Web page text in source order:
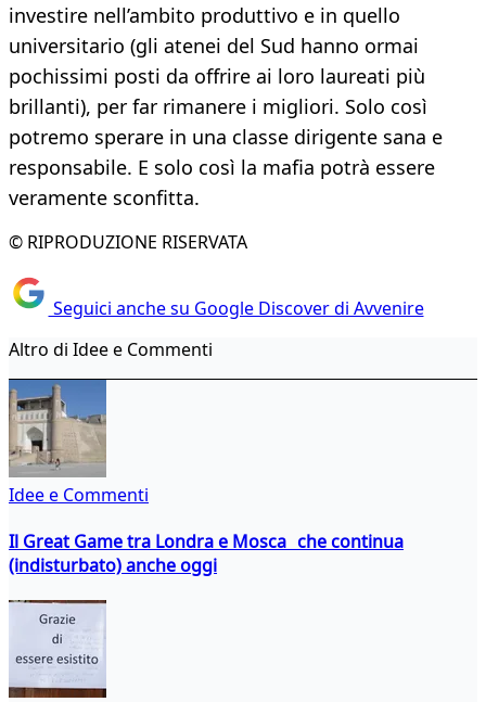
investire nell’ambito produttivo e in quello
universitario (gli atenei del Sud hanno ormai
pochissimi posti da offrire ai loro laureati più
brillanti), per far rimanere i migliori. Solo così
potremo sperare in una classe dirigente sana e
responsabile. E solo così la mafia potrà essere
veramente sconfitta.
© RIPRODUZIONE RISERVATA
Seguici anche su Google Discover di Avvenire
Altro di Idee e Commenti
Idee e Commenti
Il Great Game tra Londra e Mosca che continua
(indisturbato) anche oggi